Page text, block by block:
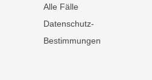
Alle Fälle
Datenschutz-
Bestimmungen